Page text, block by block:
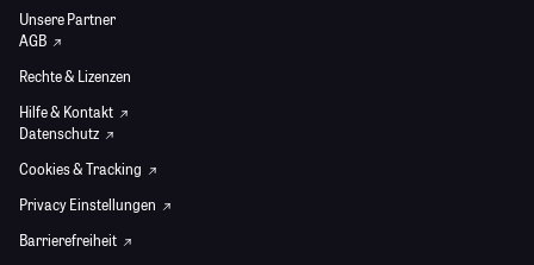
Unsere Partner
AGB
Rechte & Lizenzen
Hilfe & Kontakt
Datenschutz
Cookies & Tracking
Privacy Einstellungen
Barrierefreiheit